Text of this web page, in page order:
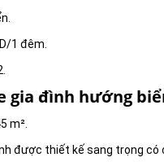
1 đêm.
gia đình hướng
m².
được thiết kế sang trọng